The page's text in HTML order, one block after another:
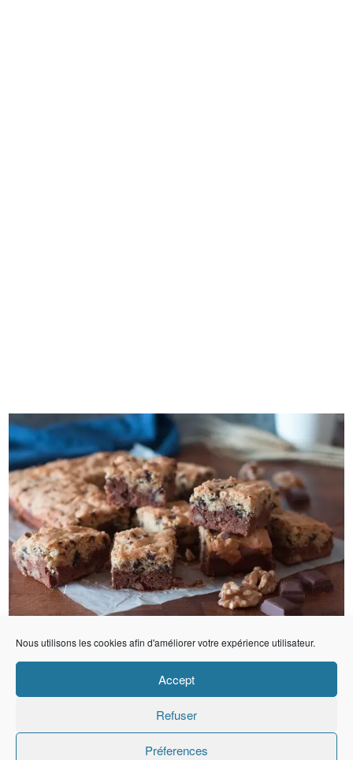
Nous utilisons les cookies afin d'améliorer votre expérience utilisateur.
Accept
Refuser
Préferences